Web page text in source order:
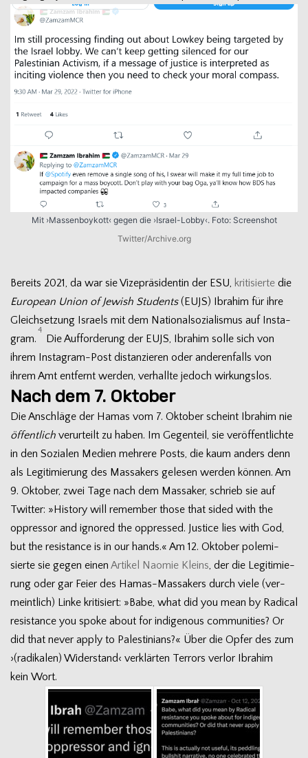
Mit ›Mas­sen­boy­kott‹ gegen die ›Israel-Lobby‹. Foto: Screen­shot
Twitter/Archive.org
Bereits 2021, da war sie Vize­prä­si­den­tin der ESU, kri­ti­sierte die
Euro­pean Union of Jewish Stu­dents(EUJS) Ibra­him für ihre
Gleich­set­zung Isra­els mit dem Natio­nal­so­zia­lis­mus auf Insta­
gram.
4
Die Auf­for­de­rung der EUJS, Ibra­him solle sich von
ihrem Instagram-Post distan­zie­ren oder ande­ren­falls von
ihrem Amt ent­fernt wer­den, ver­hallte jedoch wirkungslos.
Nach dem 7. Oktober
Die Anschläge der Hamas vom 7. Okto­ber scheint Ibra­him nie
öffent­lich ver­ur­teilt zu haben. Im Gegen­teil, sie ver­öf­fent­lichte
in den Sozia­len Medien meh­rere Posts, die kaum anders denn
als Legi­ti­mie­rung des Mas­sa­kers gele­sen wer­den kön­nen. Am
9. Okto­ber, zwei Tage nach dem Mas­sa­ker, schrieb sie auf
Twit­ter: »History will remem­ber those that sided with the
oppres­sor and igno­red the oppres­sed. Jus­tice lies with God,
but the resis­tance is in our hands.« Am 12. Okto­ber pole­mi­
sierte sie gegen einen Arti­kel Nao­mie Kleins, der die Legi­ti­mie­
rung oder gar Feier des Hamas-Massakers durch viele (ver­
meint­lich) Linke kri­ti­siert: »Babe, what did you mean by Radi­cal
resis­tance you spoke about for indi­ge­nous com­mu­ni­ties? Or
did that never apply to Pal­es­ti­ni­ans?« Über die Opfer des zum
›(radi­ka­len) Wider­stand‹ ver­klär­ten Ter­rors ver­lor Ibra­him
kein Wort.